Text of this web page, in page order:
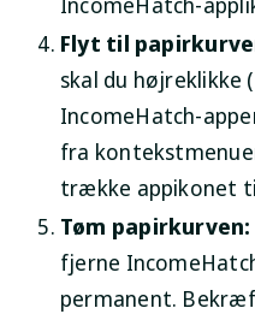
Flyt til
skal du højreklikke
IncomeHatch-
fra
trække appikonet
Tøm papirkurven:
fjerne
permanent.